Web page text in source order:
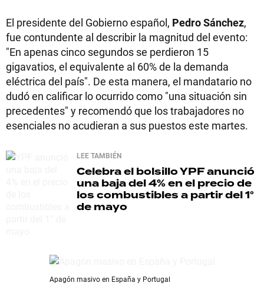
El presidente del Gobierno español, Pedro Sánchez,
fue contundente al describir la magnitud del evento:
"En apenas cinco segundos se perdieron 15
gigavatios, el equivalente al 60% de la demanda
eléctrica del país". De esta manera, el mandatario no
dudó en calificar lo ocurrido como "una situación sin
precedentes" y recomendó que los trabajadores no
esenciales no acudieran a sus puestos este martes.
LEE TAMBIÉN
Celebra el bolsilloYPF anunció
una baja del 4% en el precio de
los combustibles a partir del 1°
de mayo
Apagón masivo en España y Portugal